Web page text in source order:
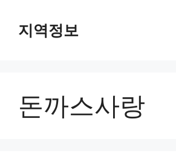
지역정보
돈까스사랑